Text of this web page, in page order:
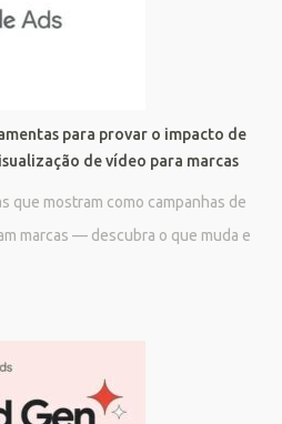
para provar o impacto de
de vídeo para marcas
que mostram como campanhas de
marcas — descubra o que muda e